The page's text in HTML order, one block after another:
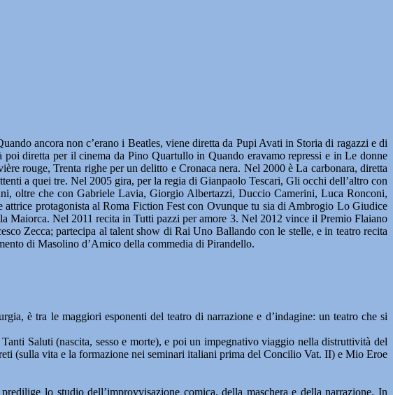
ancora non c’erano i Beatles, viene diretta da Pupi Avati in Storia di ragazzi e di
diretta per il cinema da Pino Quartullo in Quando eravamo repressi e in Le donne
rouge, Trenta righe per un delitto e Cronaca nera. Nel 2000 è La carbonara, diretta
a quei tre. Nel 2005 gira, per la regia di Gianpaolo Tescari, Gli occhi dell’altro con
oltre che con Gabriele Lavia, Giorgio Albertazzi, Duccio Camerini, Luca Ronconi,
protagonista al Roma Fiction Fest con Ovunque tu sia di Ambrogio Lo Giudice
Maiorca. Nel 2011 recita in Tutti pazzi per amore 3. Nel 2012 vince il Premio Flaiano
Zecca; partecipa al talent show di Rai Uno Ballando con le stelle, e in teatro recita
di Masolino d’Amico della commedia di Pirandello.
è tra le maggiori esponenti del teatro di narrazione e d’indagine: un teatro che si
Saluti (nascita, sesso e morte), e poi un impegnativo viaggio nella distruttività del
(sulla vita e la formazione nei seminari italiani prima del Concilio Vat. II) e Mio Eroe
lo studio dell’improvvisazione comica, della maschera e della narrazione. In